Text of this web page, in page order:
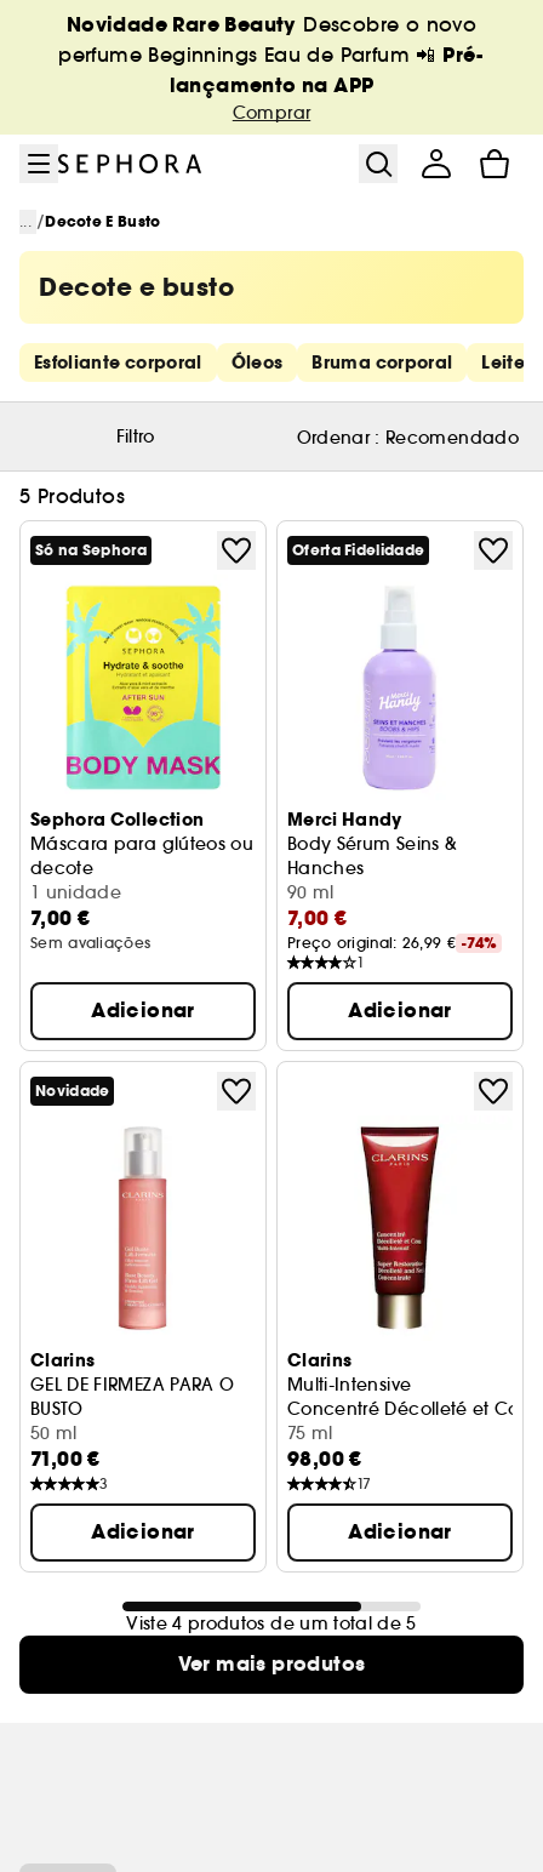
Ir para o menu
Ir para o conteúdo principal
Ir para o rodapé
Novidade Rare Beauty Descobre o novo
perfume Beginnings Eau de Parfum 📲 Pré-
lançamento na APP
Comprar
... /Decote E Busto
Decote e busto
Saltar os links rápidos
Esfoliante corporal Óleos Bruma corporal Leite
Filtro Ordenar : Recomendado
5 Produtos
Só na Sephora
Sephora Collection
Máscara para glúteos ou
decote
Máscara para o corpo pós-sol
1 unidade
7,00 €
Sem avaliações
Adicionar
Oferta Fidelidade
Merci Handy
Body Sérum Seins &
Hanches
Sérum corpo
90 ml
7,00 €
Preço original: 26,99 € -74%
1
Adicionar
Novidade
Clarins
GEL DE FIRMEZA PARA O
BUSTO
Gel de firmeza para o busto com efeito tensor
50 ml
71,00 €
3
Adicionar
Clarins
Multi-Intensive
Concentré Décolleté et Cou
75 ml
98,00 €
17
Adicionar
Viste 4 produtos de um total de 5
Ver mais produtos